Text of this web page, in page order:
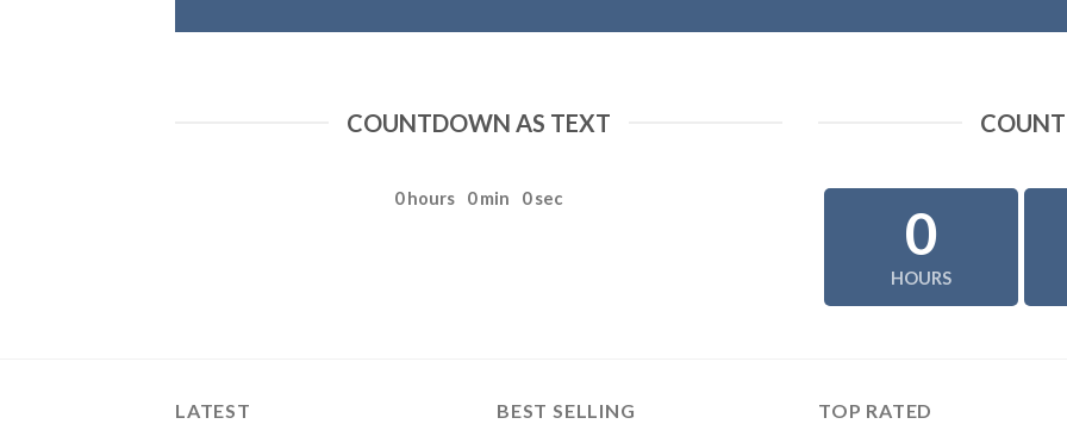
COUNTDOWN AS TEXT
0 hours 0 min 0 sec
0
HOURS
LATEST BEST SELLING TOP RATED